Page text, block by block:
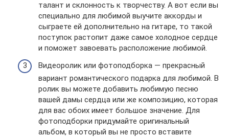
талант и склонность к творчеству. А вот если вы
специально для любимой выучите аккорды и
сыграете ей дополнительно на гитаре, то такой
поступок растопит даже самое холодное сердце
и поможет завоевать расположение любимой.
Видеоролик или фотоподборка — прекрасный
вариант романтического подарка для любимой. В
ролик вы можете добавить любимую песню
вашей дамы сердца или же композицию, которая
для вас обоих имеет большое значение. Для
фотоподборки придумайте оригинальный
альбом, в который вы не просто вставите